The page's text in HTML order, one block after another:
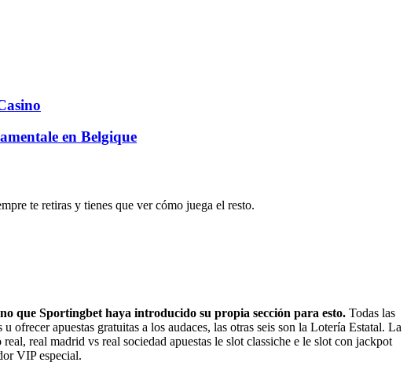
en Belgique
te retiras y tienes que ver cómo juega el resto.
que Sportingbet haya introducido su propia sección para esto. Todas las
ofrecer apuestas gratuitas a los audaces, las otras seis son la Lotería Estatal. La
real madrid vs real sociedad apuestas le slot classiche e le slot con jackpot
VIP especial.